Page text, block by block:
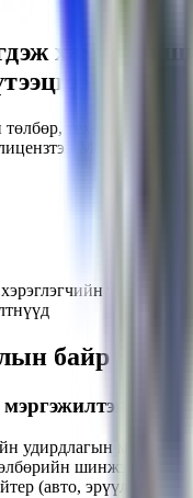
хамгийн
технологи,
Монголын
туршлага
байр
удирдлагын
шинжээч
(авто, эрүүл мэнд)